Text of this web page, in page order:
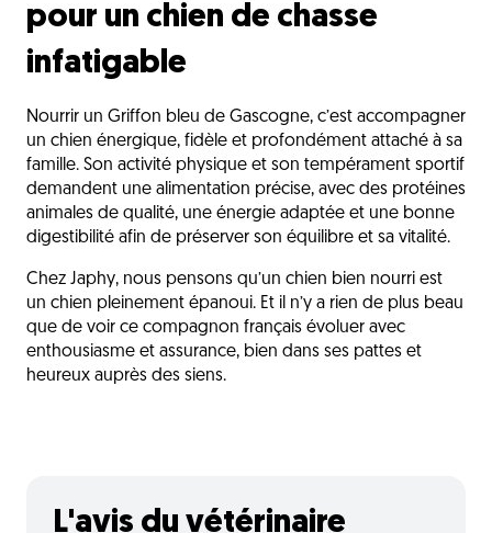
pour un chien de chasse
infatigable
Nourrir un Griffon bleu de Gascogne, c’est accompagner
un chien énergique, fidèle et profondément attaché à sa
famille. Son activité physique et son tempérament sportif
demandent une alimentation précise, avec des protéines
animales de qualité, une énergie adaptée et une bonne
digestibilité afin de préserver son équilibre et sa vitalité.
Chez Japhy, nous pensons qu’un chien bien nourri est
un chien pleinement épanoui. Et il n’y a rien de plus beau
que de voir ce compagnon français évoluer avec
enthousiasme et assurance, bien dans ses pattes et
heureux auprès des siens.
L'avis du vétérinaire